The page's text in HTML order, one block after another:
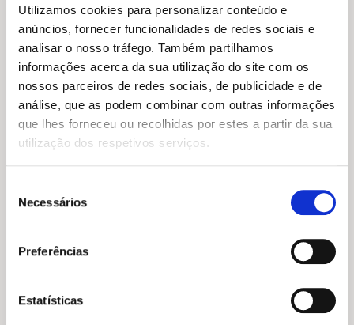
Utilizamos cookies para personalizar conteúdo e
anúncios, fornecer funcionalidades de redes sociais e
analisar o nosso tráfego. Também partilhamos
informações acerca da sua utilização do site com os
nossos parceiros de redes sociais, de publicidade e de
análise, que as podem combinar com outras informações
que lhes forneceu ou recolhidas por estes a partir da sua
utilização dos respetivos serviços.
Necessários
Preferências
Estatísticas
esta causa diretamente relacionada com a
dignidade e os Direitos Humanos.
Devolvendo a palavra à organizadora: “Este
livro tem duas intenções. A primeira consiste
em explicar o que se passa no Irão,
descodificar os acontecimentos na sua
complexidade e nas suas nuances para um
público não iraniano, dá-los a conhecer o
todas as facetas desta história. Porque está a
suficiente. A segunda intenção deste livro é a
de lançar um sinal aos iranianos para os
que os políticos do mundo inteiro mais não